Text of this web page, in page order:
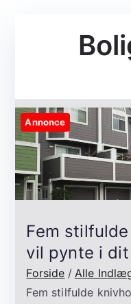
Annonce
Fem
vil pynte i dit
Forside
Alle
Fem stilfulde